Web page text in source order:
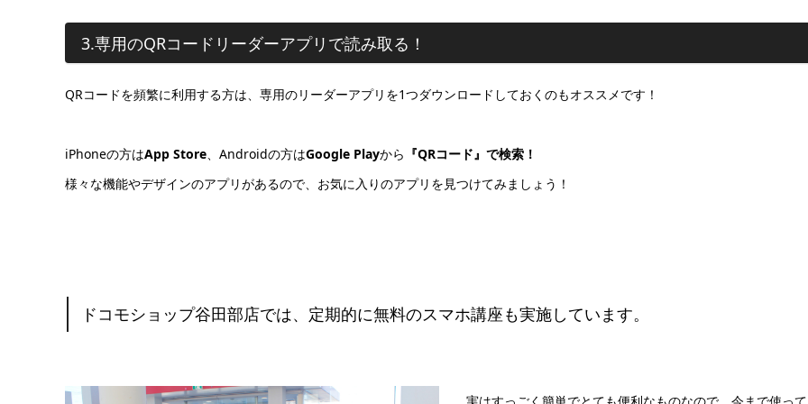
3.専用のQRコードリーダーアプリで読み取る！
QRコードを頻繁に利用する方は、専用のリーダーアプリを1つダウンロードしておくのもオススメです！
iPhoneの方はApp Store、Androidの方はGoogle Playから 『QRコード』で検索！
様々な機能やデザインのアプリがあるので、お気に入りのアプリを見つけてみましょう！
ドコモショップ谷田部店では、定期的に無料のスマホ講座も実施しています。
実はすっごく簡単でとても便利なものなので、今まで使っ